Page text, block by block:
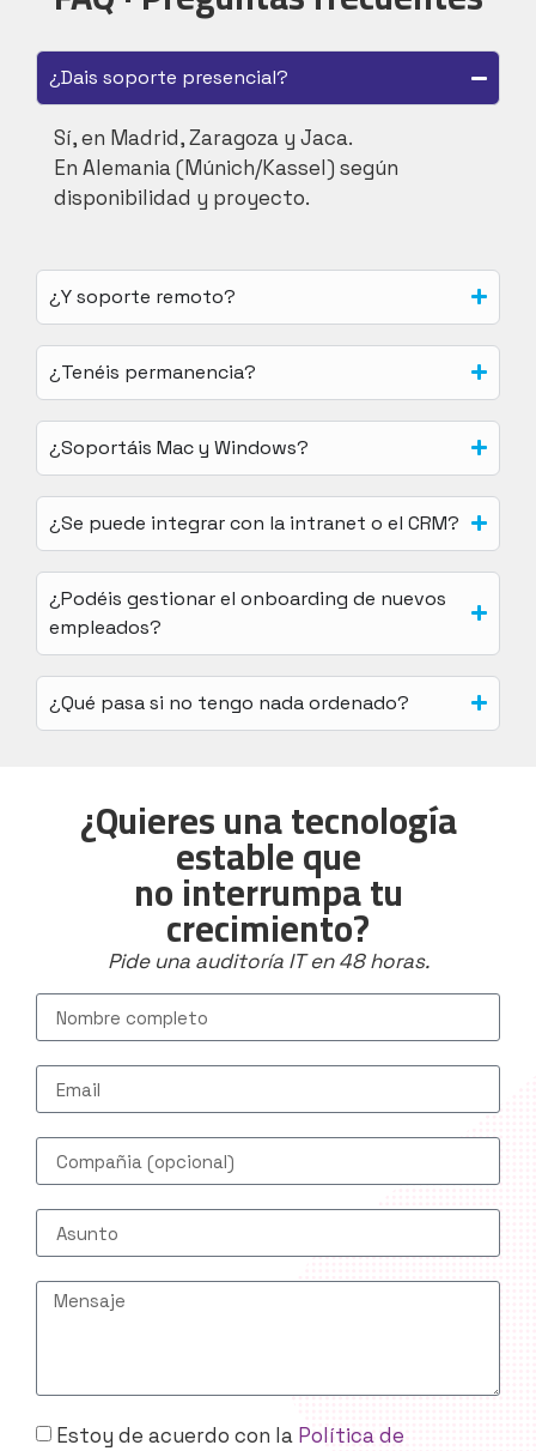
¿Dais soporte presencial?
Sí, en Madrid, Zaragoza y Jaca.
En Alemania (Múnich/Kassel) según
disponibilidad y proyecto.
¿Y soporte remoto?
¿Tenéis permanencia?
¿Soportáis Mac y Windows?
¿Se puede integrar con la intranet o el CRM?
¿Podéis gestionar el onboarding de nuevos
empleados?
¿Qué pasa si no tengo nada ordenado?
¿Quieres una tecnología
estable que
no interrumpa tu
crecimiento?
Pide una auditoría IT en 48 horas.
Estoy de acuerdo con la Política de